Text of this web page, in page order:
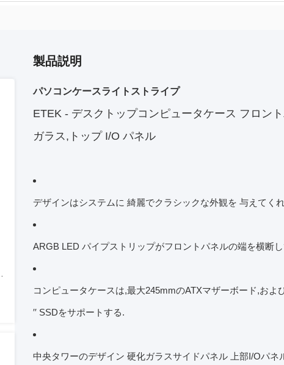
製品説明
パソコンケースライトストライプ
ETEK - デスクトップコンピュータケース フロン
ガラス,トップ I/O パネル
デザインはシステムに 綺麗でクラシックな外観を 与えてく
ARGB LED パイプストリップがフロントパネルの端を横断
コンピュータケースは,最大245mmのATXマザーボード,およ
′′ SSDをサポートする.
中央タワーのデザイン 硬化ガラスサイドパネル 上部I/Oパネ